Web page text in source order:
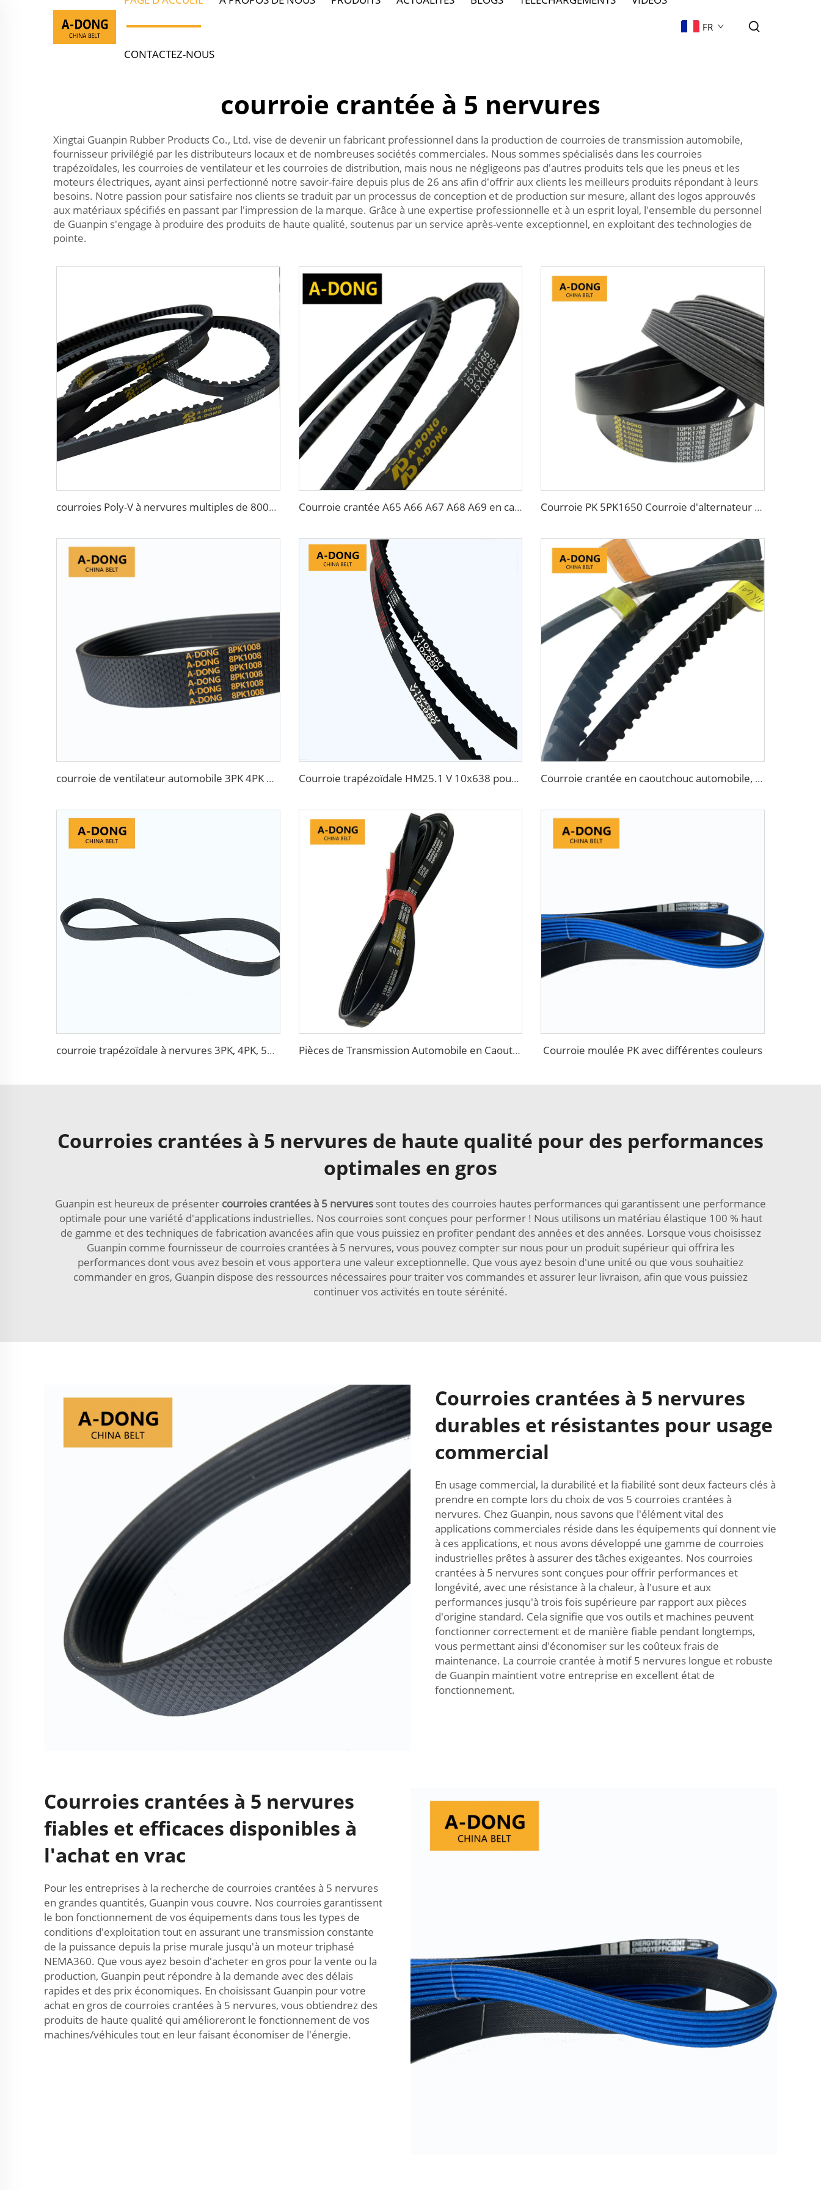
CONTACTEZ-NOUS
FR
courroie crantée à 5 nervures
Xingtai Guanpin Rubber Products Co., Ltd. vise de devenir un fabricant professionnel dans la production de courroies de transmission automobile,
fournisseur privilégié par les distributeurs locaux et de nombreuses sociétés commerciales. Nous sommes spécialisés dans les courroies
trapézoïdales, les courroies de ventilateur et les courroies de distribution, mais nous ne négligeons pas d'autres produits tels que les pneus et les
moteurs électriques, ayant ainsi perfectionné notre savoir-faire depuis plus de 26 ans afin d'offrir aux clients les meilleurs produits répondant à leurs
besoins. Notre passion pour satisfaire nos clients se traduit par un processus de conception et de production sur mesure, allant des logos approuvés
aux matériaux spécifiés en passant par l'impression de la marque. Grâce à une expertise professionnelle et à un esprit loyal, l'ensemble du personnel
de Guanpin s'engage à produire des produits de haute qualité, soutenus par un service après-vente exceptionnel, en exploitant des technologies de
pointe.
courroies Poly-V à nervures multiples de 80000 km de haute qualité, Courroies Poly-V / Micro V à nervures & Courroies crantées - Usine chinoise / Service OEM Courroie crantée A65 A66 A67 A68 A69 en caoutchouc BX70, courroie trapézoïdale V Courroie PK 5PK1650 Courroie d'alternateur automobile Courroie nervurée 5PK865
courroie de ventilateur automobile 3PK 4PK 5PK 6PK 7PK 8PK 9PK 10PK 11PK 12PK, courroie V Courroie trapézoïdale HM25.1 V 10x638 pour Daewoo Matiz Courroie crantée en caoutchouc automobile, pièce de transmission pour ventilateur de convoyeur, courroie dentée
courroie trapézoïdale à nervures 3PK, 4PK, 5PK, 6PK, 7PK, 8PK, 9PK, 10PK, 11PK, 12PK pour PEUGEOT Pièces de Transmission Automobile en Caoutchouc Ventilateur Conveyortooth Drive Pk Timing Courroie Crantée Courroie moulée PK avec différentes couleurs
Courroies crantées à 5 nervures de haute qualité pour des performances
optimales en gros
Guanpin est heureux de présenter courroies crantées à 5 nervures sont toutes des courroies hautes performances qui garantissent une performance
optimale pour une variété d'applications industrielles. Nos courroies sont conçues pour performer ! Nous utilisons un matériau élastique 100 % haut
de gamme et des techniques de fabrication avancées afin que vous puissiez en profiter pendant des années et des années. Lorsque vous choisissez
Guanpin comme fournisseur de courroies crantées à 5 nervures, vous pouvez compter sur nous pour un produit supérieur qui offrira les
performances dont vous avez besoin et vous apportera une valeur exceptionnelle. Que vous ayez besoin d'une unité ou que vous souhaitiez
commander en gros, Guanpin dispose des ressources nécessaires pour traiter vos commandes et assurer leur livraison, afin que vous puissiez
continuer vos activités en toute sérénité.
Courroies crantées à 5 nervures
durables et résistantes pour usage
commercial
En usage commercial, la durabilité et la fiabilité sont deux facteurs clés à
prendre en compte lors du choix de vos 5 courroies crantées à
nervures. Chez Guanpin, nous savons que l'élément vital des
applications commerciales réside dans les équipements qui donnent vie
à ces applications, et nous avons développé une gamme de courroies
industrielles prêtes à assurer des tâches exigeantes. Nos courroies
crantées à 5 nervures sont conçues pour offrir performances et
longévité, avec une résistance à la chaleur, à l'usure et aux
performances jusqu'à trois fois supérieure par rapport aux pièces
d'origine standard. Cela signifie que vos outils et machines peuvent
fonctionner correctement et de manière fiable pendant longtemps,
vous permettant ainsi d'économiser sur les coûteux frais de
maintenance. La courroie crantée à motif 5 nervures longue et robuste
de Guanpin maintient votre entreprise en excellent état de
fonctionnement.
Courroies crantées à 5 nervures
fiables et efficaces disponibles à
l'achat en vrac
Pour les entreprises à la recherche de courroies crantées à 5 nervures
en grandes quantités, Guanpin vous couvre. Nos courroies garantissent
le bon fonctionnement de vos équipements dans tous les types de
conditions d'exploitation tout en assurant une transmission constante
de la puissance depuis la prise murale jusqu'à un moteur triphasé
NEMA360. Que vous ayez besoin d'acheter en gros pour la vente ou la
production, Guanpin peut répondre à la demande avec des délais
rapides et des prix économiques. En choisissant Guanpin pour votre
achat en gros de courroies crantées à 5 nervures, vous obtiendrez des
produits de haute qualité qui amélioreront le fonctionnement de vos
machines/véhicules tout en leur faisant économiser de l'énergie.